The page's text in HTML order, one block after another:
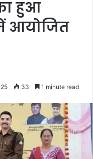
हुआ
आयोजित
33 1 minute read